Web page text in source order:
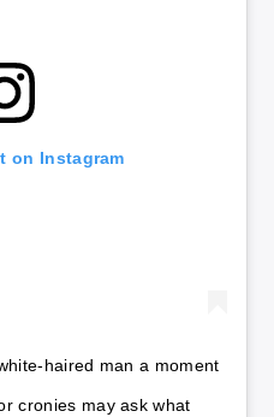
on Instagram
haired man a moment
cronies may ask what